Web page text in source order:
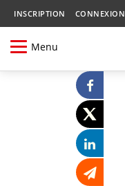
INSCRIPTION CONNEXION
Menu